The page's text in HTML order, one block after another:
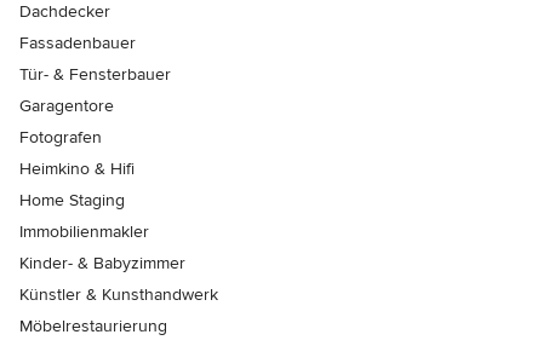
Dachdecker
Fassadenbauer
Tür- & Fensterbauer
Garagentore
Fotografen
Heimkino & Hifi
Home Staging
Immobilienmakler
Kinder- & Babyzimmer
Künstler & Kunsthandwerk
Möbelrestaurierung